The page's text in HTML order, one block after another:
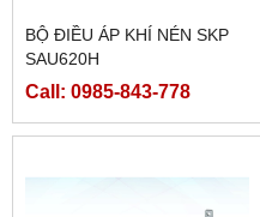
BỘ ĐIỀU ÁP KHÍ NÉN SKP
SAU620H
Call: 0985-843-778